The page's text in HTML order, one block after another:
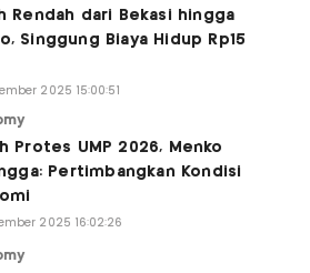
Rendah dari Bekasi hingga
Singgung Biaya Hidup Rp15
2025 15:00:51
Protes UMP 2026, Menko
Pertimbangkan Kondisi
2025 16:02:26